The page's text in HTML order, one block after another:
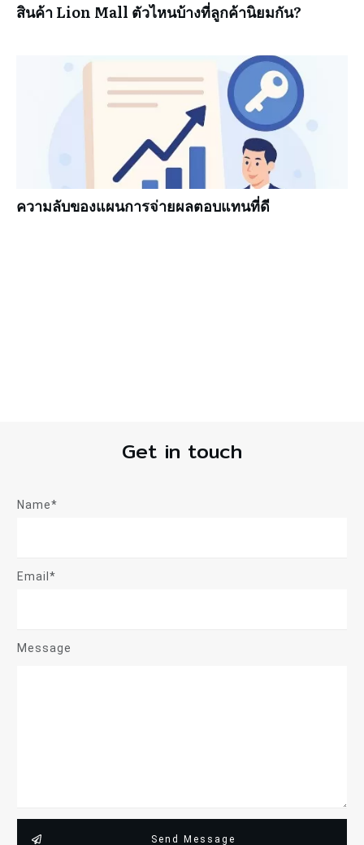
สินค้า Lion Mall ตัวไหนบ้างที่ลูกค้านิยมกัน?
ความลับของแผนการจ่ายผลตอบแทนที่ดี
Get in touch
Name*
Email*
Message
Send Message